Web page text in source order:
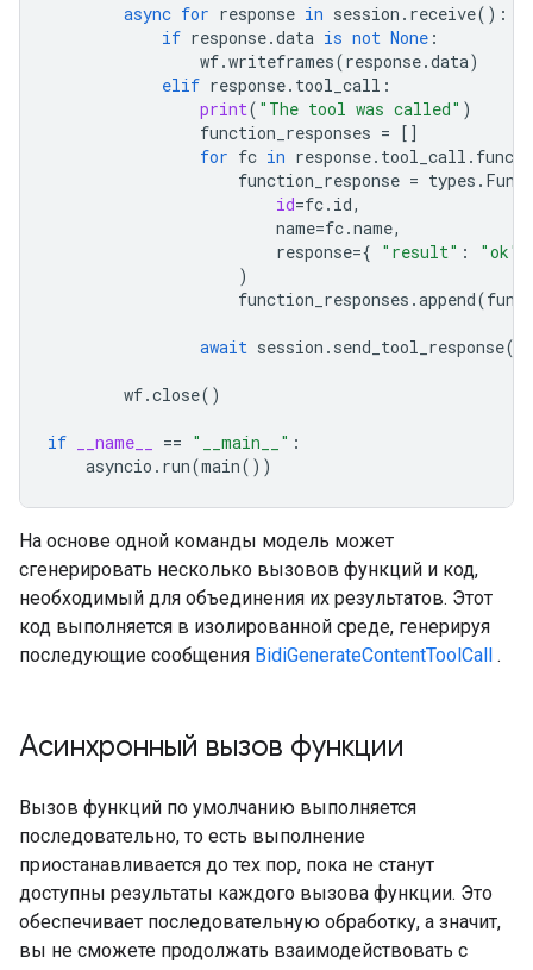
async for response in session . receive():
if response.data is not None :
wf.writeframes(response.data)
elif response. tool_call :
print( "The tool was called" )
function_responses = []
for fc in response. tool_call .
function_response = types .
id=fc. id,
name=fc.name,
response={ "result" : "ok"
)
function_responses .append(
await session . send_tool_response(
wf.close()
if __name__ == "__main__" :
asyncio . run(main())
На основе одной команды модель может
сгенерировать несколько вызовов функций и код,
необходимый для объединения их результатов. Этот
код выполняется в изолированной среде, генерируя
последующие сообщения BidiGenerateContentToolCall .
Асинхронный вызов функции
Вызов функций по умолчанию выполняется
последовательно, то есть выполнение
приостанавливается до тех пор, пока не станут
доступны результаты каждого вызова функции. Это
обеспечивает последовательную обработку, а значит,
вы не сможете продолжать взаимодействовать с